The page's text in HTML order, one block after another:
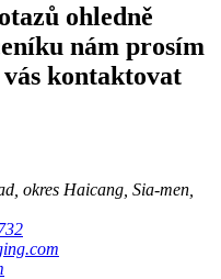
ohledně
nám prosím
kontaktovat
okres Haicang, Sia-men,